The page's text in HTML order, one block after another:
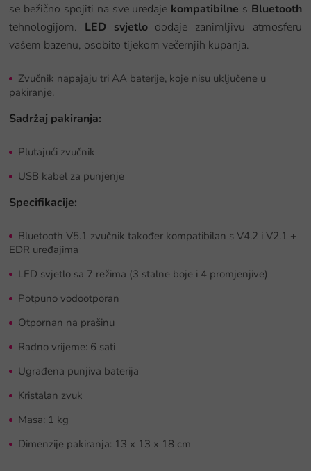
se bežično spojiti na sve uređaje kompatibilne s Bluetooth
tehnologijom. LED svjetlododaje zanimljivu atmosferu
vašem bazenu, osobito tijekom večernjih kupanja.
Zvučnik napajaju tri AA baterije, koje nisu uključene u
pakiranje.
Sadržaj pakiranja:
Plutajući zvučnik
USB kabel za punjenje
Specifikacije:
Bluetooth V5.1 zvučnik također kompatibilan s V4.2 i V2.1 +
EDR uređajima
LED svjetlo sa 7 režima (3 stalne boje i 4 promjenjive)
Potpuno vodootporan
Otpornan na prašinu
Radno vrijeme: 6 sati
Ugrađena punjiva baterija
Kristalan zvuk
Masa: 1 kg
Dimenzije pakiranja: 13 x 13 x 18 cm